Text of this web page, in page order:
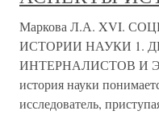
Маркова Л.А. XVI.
ИСТОРИИ НАУКИ 1.
ИНТЕРНАЛИСТОВ И
история науки
исследователь,